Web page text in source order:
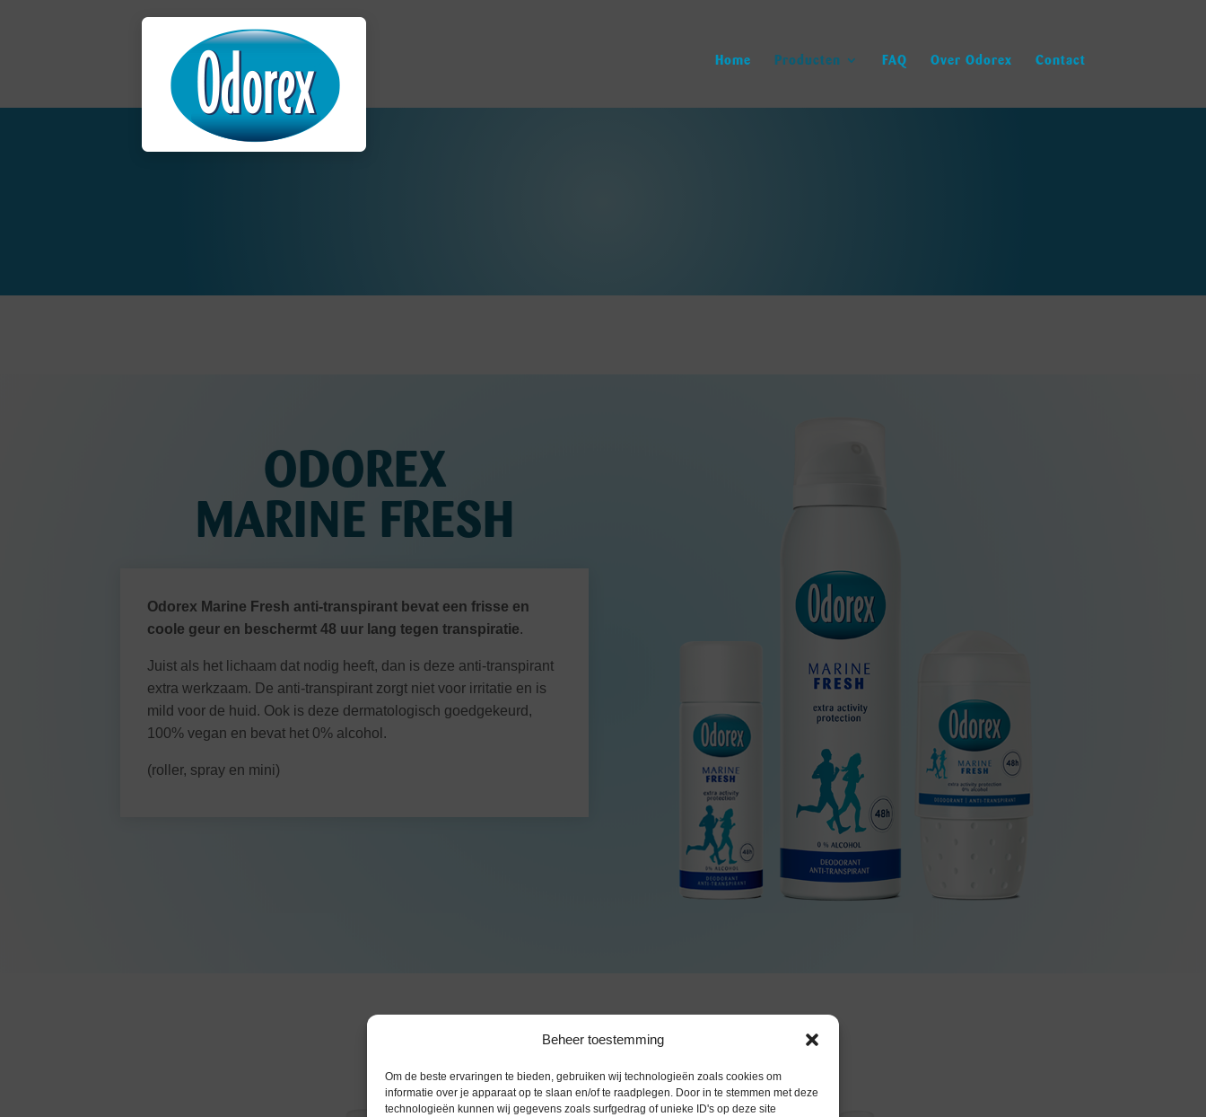
Beheer toestemming
Om de beste ervaringen te bieden, gebruiken wij technologieën zoals cookies om
informatie over je apparaat op te slaan en/of te raadplegen. Door in te stemmen met deze
technologieën kunnen wij gegevens zoals surfgedrag of unieke ID's op deze site
Home Producten FAQ Over Odorex Contact
ODOREX
MARINE FRESH
Odorex Marine Fresh anti-transpirant bevat een frisse en
coole geur en beschermt 48 uur lang tegen transpiratie.
Juist als het lichaam dat nodig heeft, dan is deze anti-transpirant
extra werkzaam. De anti-transpirant zorgt niet voor irritatie en is
mild voor de huid. Ook is deze dermatologisch goedgekeurd,
100% vegan en bevat het 0% alcohol.
(roller, spray en mini)